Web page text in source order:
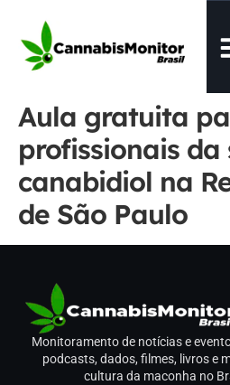
Aula gratuita
profissionais da
canabidiol na
de São Paulo
Monitoramento de notícias e
podcasts, dados, filmes, livros e
cultura da maconha no